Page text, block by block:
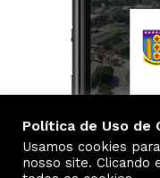
Política de Uso de
Usamos cookies
nosso site. Clicando